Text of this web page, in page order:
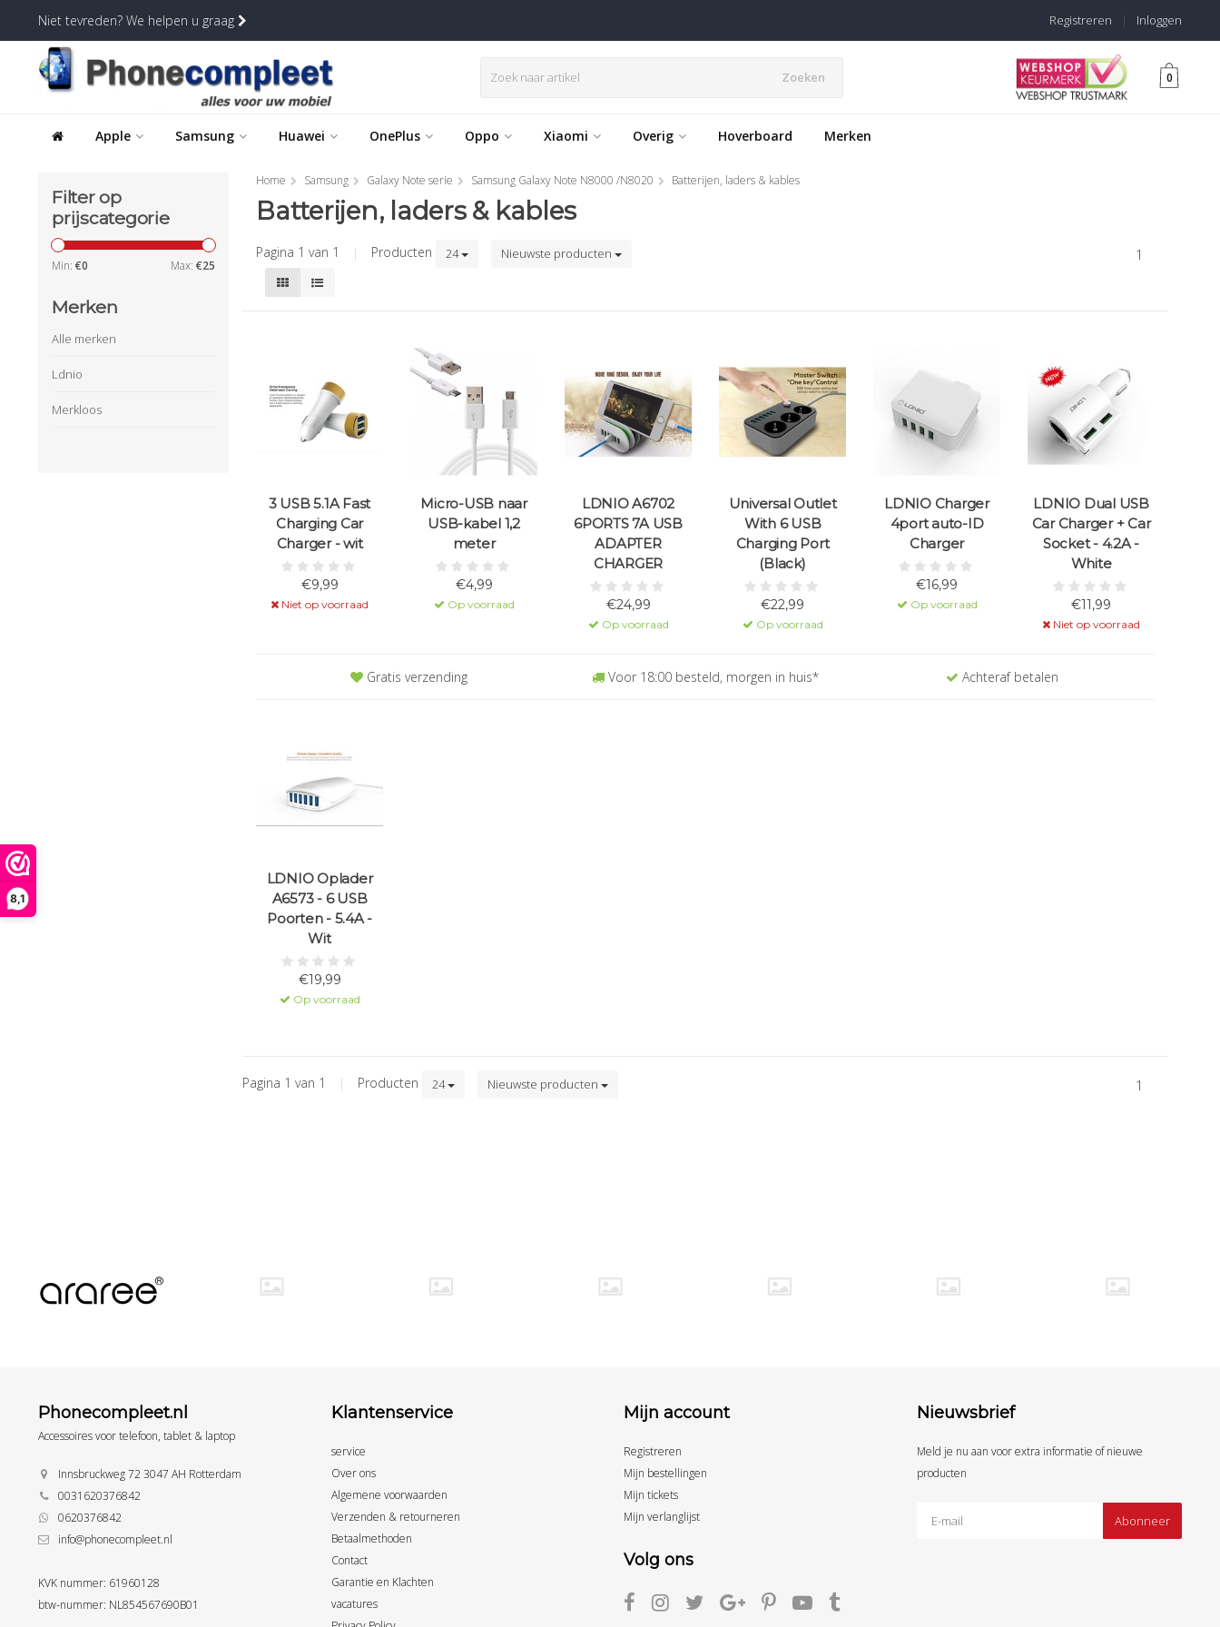
8,1
Niet tevreden? We helpen u graag Inloggen
|
Registreren
Zoeken 0
Apple Samsung Huawei OnePlus Oppo Xiaomi Overig Hoverboard Merken
Filter op
prijscategorie
Min: €0 Max: €25
Merken
Alle merken
Ldnio
Merkloos
Home Samsung Galaxy Note serie Samsung Galaxy Note N8000 /N8020 Batterijen, laders & kables
Batterijen, laders & kables
Pagina 1 van 1 | Producten 24 Nieuwste producten 1
3 USB 5.1A Fast
Charging Car
Charger - wit
€9,99
Niet op voorraad
Micro-USB naar
USB-kabel 1,2
meter
€4,99
Op voorraad
LDNIO A6702
6PORTS 7A USB
ADAPTER
CHARGER
€24,99
Op voorraad
Universal Outlet
With 6 USB
Charging Port
(Black)
€22,99
Op voorraad
LDNIO Charger
4port auto-ID
Charger
€16,99
Op voorraad
LDNIO Dual USB
Car Charger + Car
Socket - 4.2A -
White
€11,99
Niet op voorraad
Gratis verzending Voor 18:00 besteld, morgen in huis* Achteraf betalen
LDNIO Oplader
A6573 - 6 USB
Poorten - 5.4A -
Wit
€19,99
Op voorraad
Pagina 1 van 1 | Producten 24 Nieuwste producten 1
Phonecompleet.nl
Accessoires voor telefoon, tablet & laptop
Innsbruckweg 72 3047 AH Rotterdam
0031620376842
0620376842
info@phonecompleet.nl
KVK nummer: 61960128
btw-nummer: NL854567690B01
Klantenservice
service
Over ons
Algemene voorwaarden
Verzenden & retourneren
Betaalmethoden
Contact
Garantie en Klachten
vacatures
Mijn account
Registreren
Mijn bestellingen
Mijn tickets
Mijn verlanglijst
Volg ons
Nieuwsbrief
Meld je nu aan voor extra informatie of nieuwe
producten
Abonneer